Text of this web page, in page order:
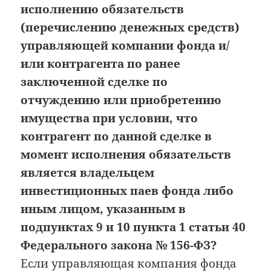
исполнению обязательств
(перечислению денежных средств)
управляющей компании фонда и/
или контрагента по ранее
заключенной сделке по
отчуждению или приобретению
имущества при условии, что
контрагент по данной сделке в
момент исполнения обязательств
является владельцем
инвестиционных паев фонда либо
иным лицом, указанным в
подпунктах 9 и 10 пункта 1 статьи 40
Федерального закона № 156-ФЗ?
Если управляющая компания фонда